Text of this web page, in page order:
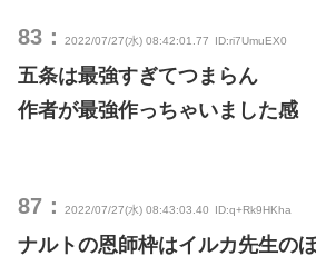
83： 2022/07/27(水) 08:42:01.77 ID:ri7UmuEX0
五条は最強すぎてつまらん
作者が最強作っちゃいました感
87： 2022/07/27(水) 08:43:03.40 ID:q+Rk9HKha
ナルトの恩師枠はイルカ先生の